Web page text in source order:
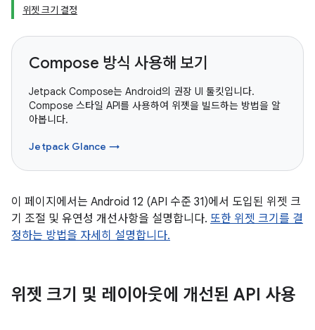
위젯 크기 결정
Compose 방식 사용해 보기
Jetpack Compose는 Android의 권장 UI 툴킷입니다.
Compose 스타일 API를 사용하여 위젯을 빌드하는 방법을 알
아봅니다.
Jetpack Glance →
이 페이지에서는 Android 12 (API 수준 31)에서 도입된 위젯 크
기 조절 및 유연성 개선사항을 설명합니다. 또한 위젯 크기를 결
정하는 방법을 자세히 설명합니다.
위젯 크기 및 레이아웃에 개선된 API 사용